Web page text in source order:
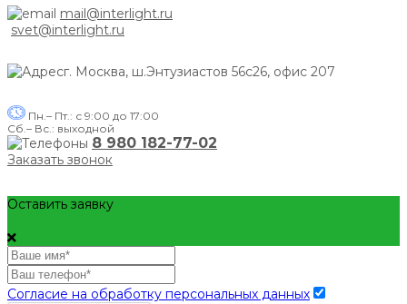
mail@interlight.ru
svet@interlight.ru
г. Москва, ш.Энтузиастов 56с26, офис 207
Пн.– Пт.: с 9:00 до 17:00
Сб.– Вс.: выходной
8 980 182-77-02
Заказать звонок
Оставить заявку
Согласие на обработку персональных данных